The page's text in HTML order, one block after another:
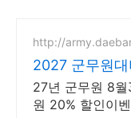
http://
2027 군무원
2027년 시험
27년 군무원 8
원 20% 할인이